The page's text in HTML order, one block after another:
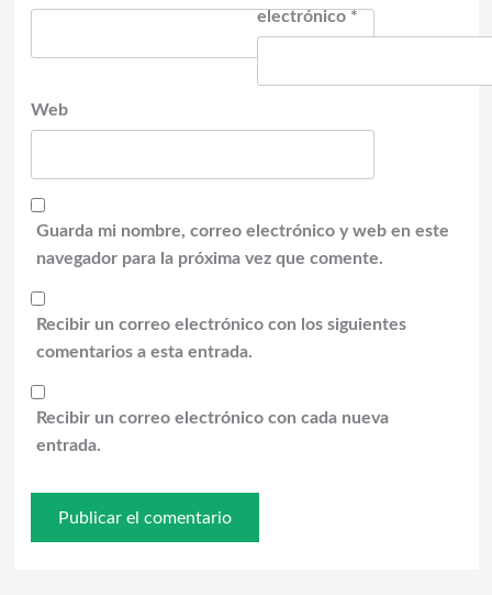
electrónico *
Web
Guarda mi nombre, correo electrónico y web en este
navegador para la próxima vez que comente.
Recibir un correo electrónico con los siguientes
comentarios a esta entrada.
Recibir un correo electrónico con cada nueva
entrada.